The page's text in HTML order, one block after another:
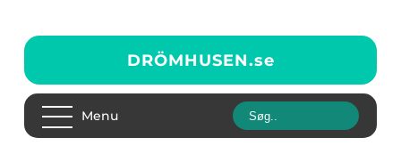
DRÖMHUSEN.se
Menu